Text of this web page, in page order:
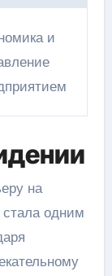
и
на
стала одним